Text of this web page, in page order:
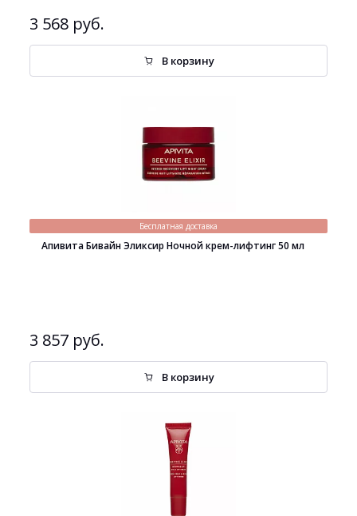
3 568 руб.
В корзину
Бесплатная доставка
Апивита Бивайн Эликсир Ночной крем-лифтинг 50 мл
3 857 руб.
В корзину